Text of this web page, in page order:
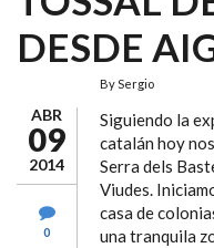
DESDE
ABR
09
2014
0
BySergio
Siguiendo la
catalán hoy
Serra dels
Viudes.
casa de
una tranquila